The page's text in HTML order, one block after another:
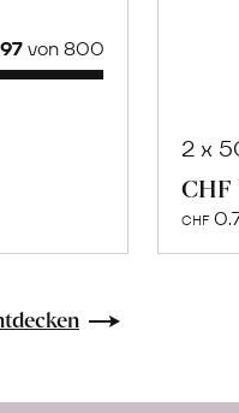
von 800
2 x
CHF
CHF